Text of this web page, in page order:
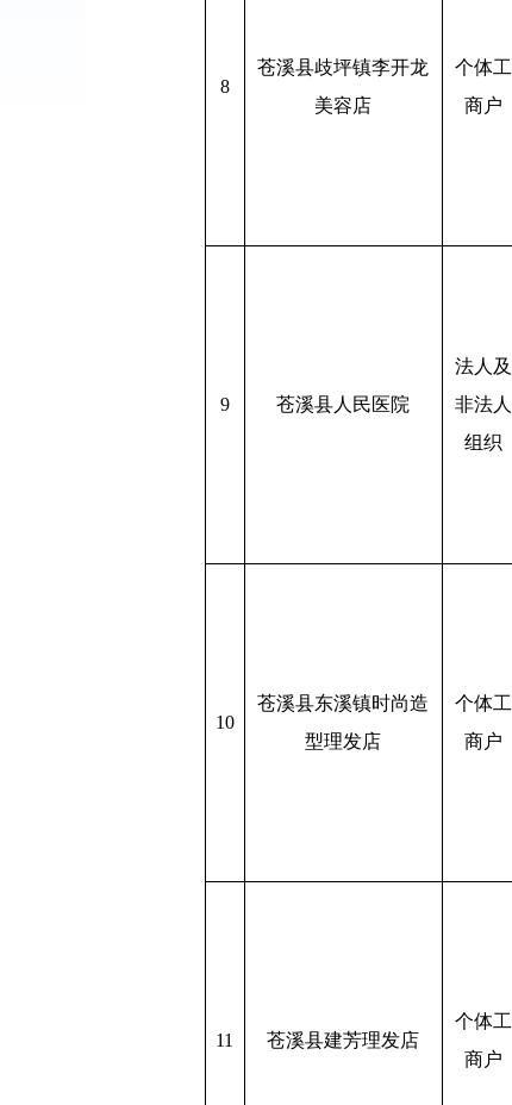
8
苍溪县歧坪镇李开龙
美容店
个体工
商户
9 苍溪县人民医院
法人及
非法人
组织
10
苍溪县东溪镇时尚造
型理发店
个体工
商户
11 苍溪县建芳理发店
个体工
商户